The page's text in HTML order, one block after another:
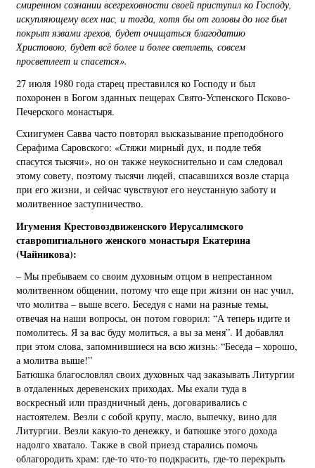
смиренном сознании всегреховности своей приступил ко Господу,
искупляющему всех нас, и тогда, хотя бы от головы до ног был
покрыт язвами грехов, будет очищаться благодатию
Христовою, будет всё более и более светлеть, совсем
просветлеет и спасется».
27 июля 1980 года старец преставился ко Господу и был
похоронен в Богом зданных пещерах Свято-Успенского Псково-
Печерского монастыря.
Схиигумен Савва часто повторял высказывание преподобного
Серафима Саровского: «Стяжи мирный дух, и подле тебя
спасутся тысячи», но он также неукоснительно и сам следовал
этому совету, поэтому тысячи людей, спасавшихся возле старца
при его жизни, и сейчас чувствуют его неустанную заботу и
молитвенное заступничество.
Игумения Крестовоздвиженского Иерусалимского
ставропигиального женского монастыря Екатерина
(Чайникова):
– Мы пребываем со своим духовным отцом в непрестанном
молитвенном общении, потому что еще при жизни он нас учил,
что молитва – выше всего. Беседуя с нами на разные темы,
отвечая на наши вопросы, он потом говорил: “А теперь идите и
помолитесь. Я за вас буду молиться, а вы за меня”. И добавлял
при этом слова, запомнившиеся на всю жизнь: “Беседа – хорошо,
а молитва выше!”
Батюшка благословлял своих духовных чад заказывать Литургии
в отдаленных деревенских приходах. Мы ехали туда в
воскресный или праздничный день, договаривались с
настоятелем. Везли с собой крупу, масло, выпечку, вино для
Литургии. Везли какую-то денежку, и батюшке этого дохода
надолго хватало. Также в свой приезд старались помочь
облагородить храм: где-то что-то подкрасить, где-то перекрыть